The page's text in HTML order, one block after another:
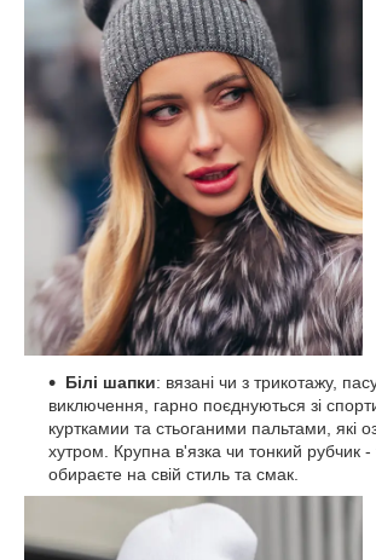
Білі шапки: вязані чи з трикотажу,
виключення, гарно поєднуються зі
курткамии та стьоганими пальтами, які
хутром. Крупна в'язка чи тонкий рубчик -
обираєте на свій стиль та смак.